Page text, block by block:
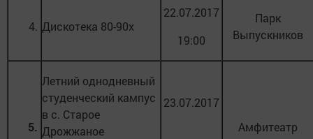
4. Дискотека 80-90х
22.07.2017
19:00
Парк
Выпускников
5.
Летний однодневный
студенческий кампус
в с. Старое
Дрожжаное
23.07.2017
Амфитеатр